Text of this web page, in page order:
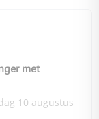
met
10 augustus